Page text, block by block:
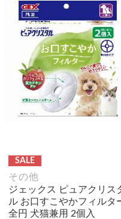
SALE
その他
ジェックス ピュアクリス
ル お口すこやかフィルタ
全円 犬猫兼用 2個入